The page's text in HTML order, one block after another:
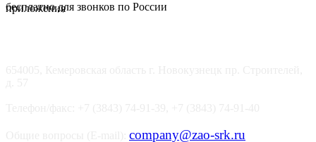
бесплатно для звонков по России
company@zao-srk.ru